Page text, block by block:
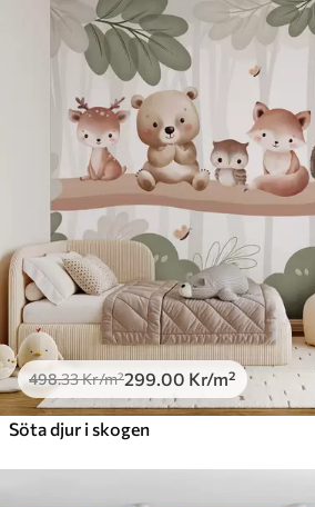
498.33Kr/m²299.00 Kr/m²
Söta djur i skogen